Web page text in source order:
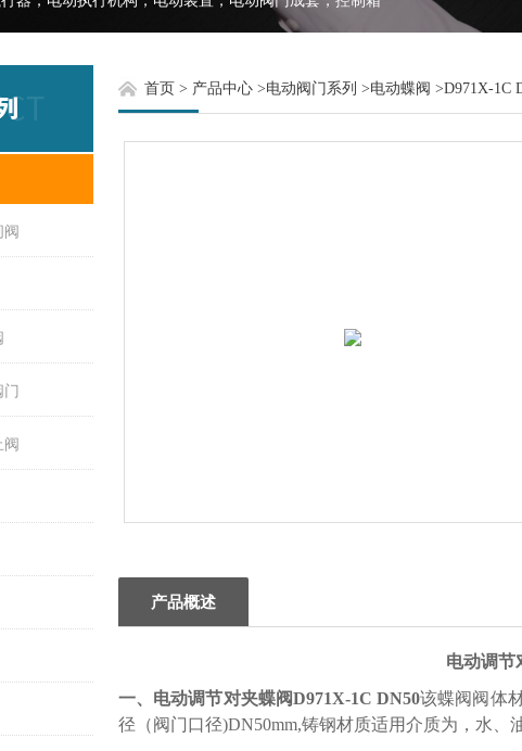
阀
门
阀
首页 > 产品中心>电动阀门系列 >电动蝶阀 >D971X-1C
产品概述
电动调节
一、电动调节对夹蝶阀D971X-1C DN50该蝶阀阀体
径（阀门口径)DN50mm,铸钢材质适用介质为，水、